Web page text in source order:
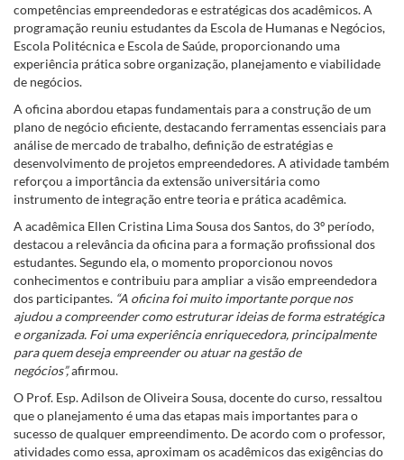
competências empreendedoras e estratégicas dos acadêmicos. A
programação reuniu estudantes da Escola de Humanas e Negócios,
Escola Politécnica e Escola de Saúde, proporcionando uma
experiência prática sobre organização, planejamento e viabilidade
de negócios.
A oficina abordou etapas fundamentais para a construção de um
plano de negócio eficiente, destacando ferramentas essenciais para
análise de mercado de trabalho, definição de estratégias e
desenvolvimento de projetos empreendedores. A atividade também
reforçou a importância da extensão universitária como
instrumento de integração entre teoria e prática acadêmica.
A acadêmica Ellen Cristina Lima Sousa dos Santos, do 3º período,
destacou a relevância da oficina para a formação profissional dos
estudantes. Segundo ela, o momento proporcionou novos
conhecimentos e contribuiu para ampliar a visão empreendedora
dos participantes. “A oficina foi muito importante porque nos
ajudou a compreender como estruturar ideias de forma estratégica
e organizada. Foi uma experiência enriquecedora, principalmente
para quem deseja empreender ou atuar na gestão de
negócios”,afirmou.
O Prof. Esp. Adilson de Oliveira Sousa, docente do curso, ressaltou
que o planejamento é uma das etapas mais importantes para o
sucesso de qualquer empreendimento. De acordo com o professor,
atividades como essa, aproximam os acadêmicos das exigências do